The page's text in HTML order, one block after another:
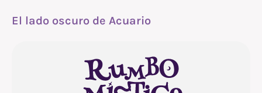
El lado oscuro de Acuario